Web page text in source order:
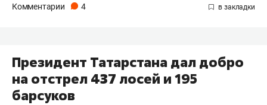
Комментарии 4
Президент Татарстана дал добро
на отстрел 437 лосей и 195
барсуков